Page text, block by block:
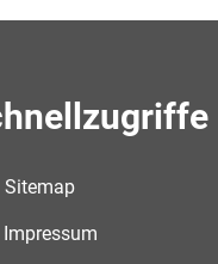
Sitemap
Impressum